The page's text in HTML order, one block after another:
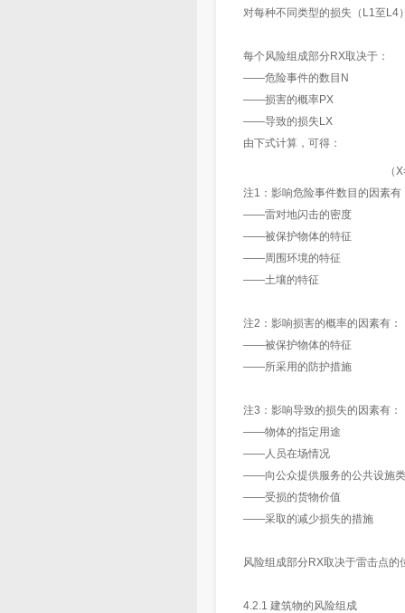
对每种不同类型的损失（L1至L4
每个风险组成部分RX取决于：
——危险事件的数目N
——损害的概率PX
——导致的损失LX
由下式计算，可得：
（
注1：影响危险事件数目的因素有
——雷对地闪击的密度
——被保护物体的特征
——周围环境的特征
——土壤的特征
注2：影响损害的概率的因素有：
——被保护物体的特征
——所采用的防护措施
注3：影响导致的损失的因素有：
——物体的指定用途
——人员在场情况
——向公众提供服务的公共设施
——受损的货物价值
——采取的减少损失的措施
风险组成部分RX取决于雷击点的
4.2.1 建筑物的风险组成